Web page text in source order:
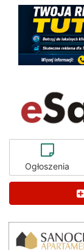
Ogłoszenia